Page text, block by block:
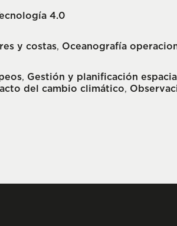
4.0
y costas, Oceanografía
, Gestión y planificación
del cambio climático,